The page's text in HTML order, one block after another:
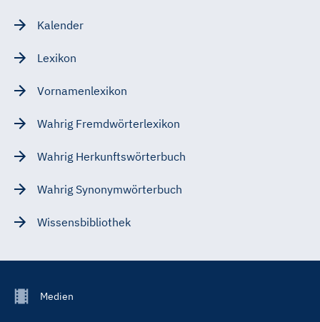
Kalender
Lexikon
Vornamenlexikon
Wahrig Fremdwörterlexikon
Wahrig Herkunftswörterbuch
Wahrig Synonymwörterbuch
Wissensbibliothek
FooterMedien